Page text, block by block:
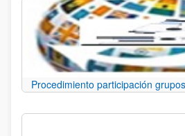
Procedimiento participación